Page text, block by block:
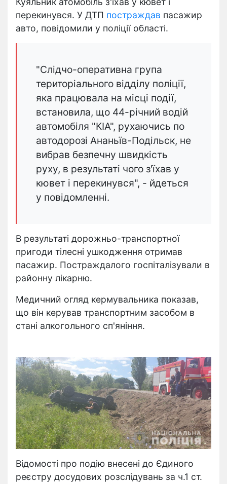
перекинувся. У ДТП постраждав пасажир
авто, повідомили у поліції області.
"Слідчо-оперативна група
територіального відділу поліції,
яка працювала на місці події,
встановила, що 44-річний водій
автомобіля "КІА", рухаючись по
автодорозі Ананьїв-Подільск, не
вибрав безпечну швидкість
руху, в результаті чого з'їхав у
кювет і перекинувся", - йдеться
у повідомленні.
В результаті дорожньо-транспортної
пригоди тілесні ушкодження отримав
пасажир. Постраждалого госпіталізували в
районну лікарню.
Медичний огляд кермувальника показав,
що він керував транспортним засобом в
стані алкогольного сп'яніння.
Відомості про подію внесені до Єдиного
реєстру досудових розслідувань за ч.1 ст.